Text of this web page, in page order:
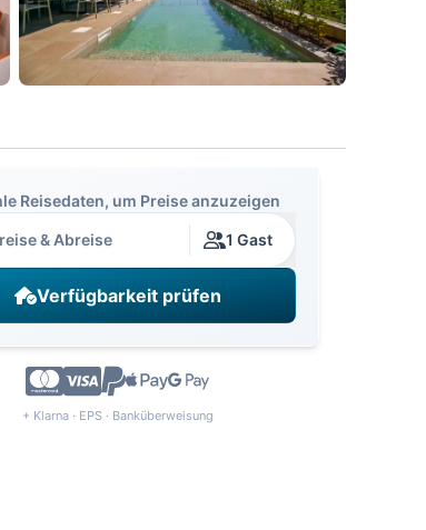
Reisedaten, um Preise anzuzeigen
& Abreise 1 Gast
Verfügbarkeit prüfen
+ Klarna · EPS · Banküberweisung